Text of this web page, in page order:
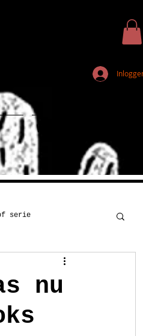
Webshop
serie
Onderwijs
nu